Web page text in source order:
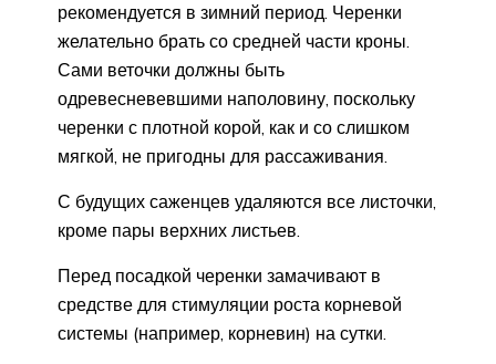
рекомендуется в зимний период. Черенки
желательно брать со средней части кроны.
Сами веточки должны быть
одревесневевшими наполовину, поскольку
черенки с плотной корой, как и со слишком
мягкой, не пригодны для рассаживания.
С будущих саженцев удаляются все листочки,
кроме пары верхних листьев.
Перед посадкой черенки замачивают в
средстве для стимуляции роста корневой
системы (например, корневин) на сутки.